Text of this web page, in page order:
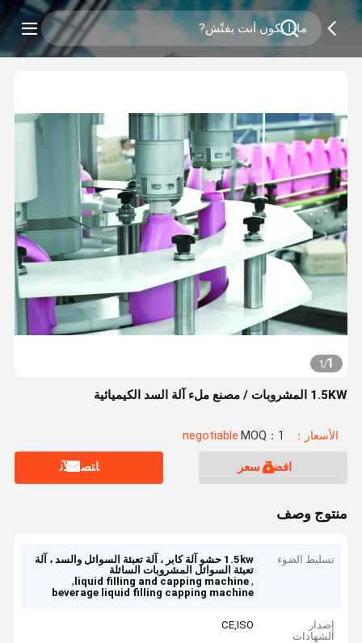
1
/
1
1.5KW المشروبات / مصنع ملء آلة السد الكيميائية
الأسعار：negotiable MOQ：1
افضل سعر ﺎﺘﺼﻟ ﺍﻶﻧ
منتوج وصف
تسليط الضوء
1.5kw حشو آلة كابر ، آلة تعبئة السوائل والسد ، آلة
تعبئة السوائل المشروبات السائلة
,
liquid filling and capping machine
,
beverage liquid filling capping machine
إصدار
الشهادات
CE,ISO